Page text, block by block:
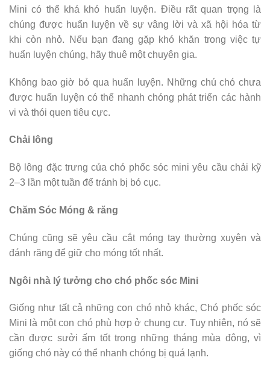
Mini có thể khá khó huấn luyện. Điều rất quan trọng là
chúng được huẩn luyện về sự vâng lời và xã hội hóa từ
khi còn nhỏ. Nếu bạn đang gặp khó khăn trong việc tự
huẩn luyện chúng, hãy thuê một chuyên gia.
Không bao giờ bỏ qua huẩn luyện. Những chú chó chưa
được huấn luyện có thể nhanh chóng phát triển các hành
vi và thói quen tiêu cực.
Chải lông
Bộ lông đặc trưng của chó phốc sóc mini yêu cầu chải kỹ
2–3 lần một tuần để tránh bị bó cục.
Chăm Sóc Móng & răng
Chúng cũng sẽ yêu cầu cắt móng tay thường xuyên và
đánh răng để giữ cho móng tốt nhất.
Ngôi nhà lý tưởng cho chó phốc sóc Mini
Giống như tất cả những con chó nhỏ khác, Chó phốc sóc
Mini là một con chó phù hợp ở chung cư. Tuy nhiên, nó sẽ
cần được sưởi ấm tốt trong những tháng mùa đông, vì
giống chó này có thể nhanh chóng bị quá lạnh.